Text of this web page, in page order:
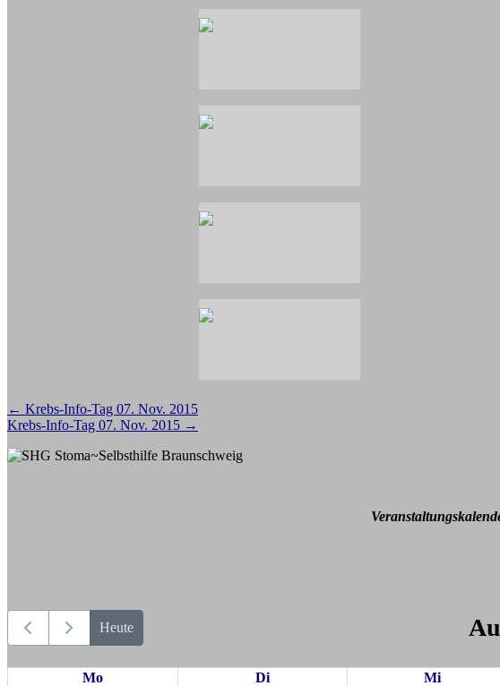
Beitragsnavigation
← Krebs-Info-Tag 07. Nov. 2015
Krebs-Info-Tag 07. Nov. 2015 →
Heute
Mo Di Mi